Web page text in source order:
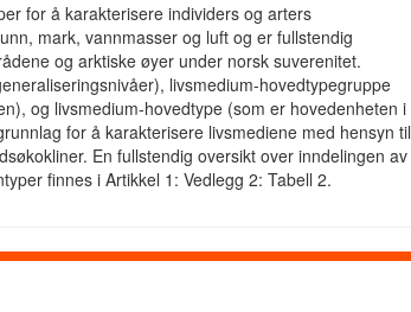
for å karakterisere individers og arters
mark, vannmasser og luft og er fullstendig
og arktiske øyer under norsk suverenitet.
livsmedium-hovedtypegruppe
og livsmedium-hovedtype (som er hovedenheten i
for å karakterisere livsmediene med hensyn til
En fullstendig oversikt over inndelingen av
finnes i Artikkel 1: Vedlegg 2: Tabell 2.